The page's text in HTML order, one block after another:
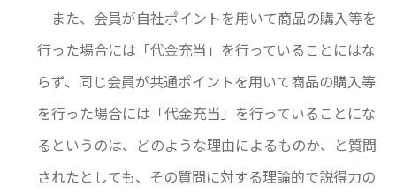
また、会員が自社ポイントを用いて商品の購入等を
行った場合には「代金充当」を行っていることにはな
らず、同じ会員が共通ポイントを用いて商品の購入等
を行った場合には「代金充当」を行っていることにな
るというのは、どのような理由によるものか、と質問
されたとしても、その質問に対する理論的で説得力の